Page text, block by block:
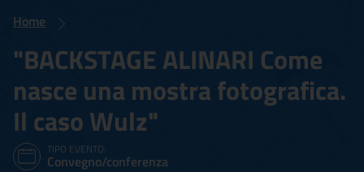
Home
"BACKSTAGE ALINARI Come
nasce una mostra fotografica.
Il caso Wulz"
TIPO EVENTO:
Convegno/conferenza